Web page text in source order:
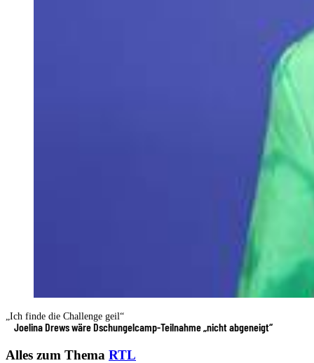
„Ich finde die Challenge geil“
Joelina Drews wäre Dschungelcamp-Teilnahme „nicht abgeneigt“
Alles zum Thema RTL